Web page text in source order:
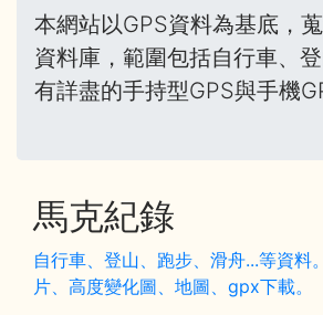
本網站以GPS資料為基底，
資料庫，範圍包括自行車、
有詳盡的手持型GPS與手機
馬克紀錄
自行車、登山、跑步、滑舟...等資料
片、高度變化圖、地圖、gpx下載。